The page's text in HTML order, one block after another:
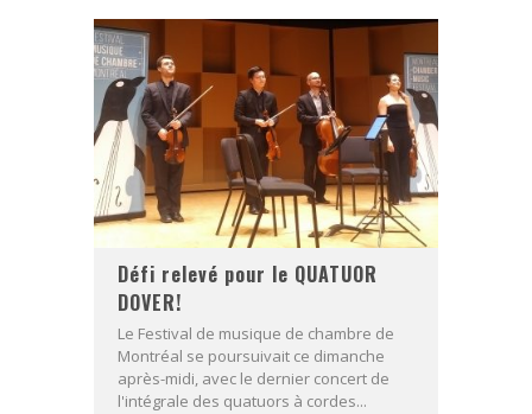
Défi relevé pour le QUATUOR
DOVER!
Le Festival de musique de chambre de
Montréal se poursuivait ce dimanche
après-midi, avec le dernier concert de
l'intégrale des quatuors à cordes...